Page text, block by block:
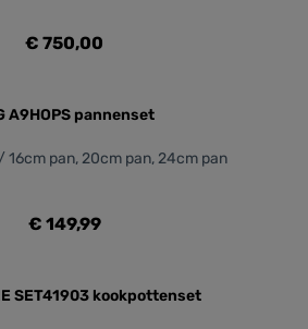
- Halogeen Geschikt voor
behalve de handvatten en deksels
Anti-aanbaklaag Gietrand Ja
€ 750,00
A9HOPS pannenset
pan, 20cm pan, 24cm pan
€ 149,99
SET41903 kookpottenset